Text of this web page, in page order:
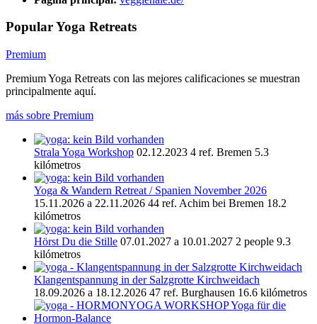
Popular Yoga Retreats
Premium
Premium Yoga Retreats con las mejores calificaciones se muestran
principalmente aquí.
más sobre Premium
Strala Yoga Workshop 02.12.2023 4 ref. Bremen 5.3
kilómetros
Yoga & Wandern Retreat / Spanien November 2026
15.11.2026 a 22.11.2026 44 ref. Achim bei Bremen 18.2
kilómetros
Hörst Du die Stille 07.01.2027 a 10.01.2027 2 people 9.3
kilómetros
Klangentspannung in der Salzgrotte Kirchweidach
18.09.2026 a 18.12.2026 47 ref. Burghausen 16.6 kilómetros